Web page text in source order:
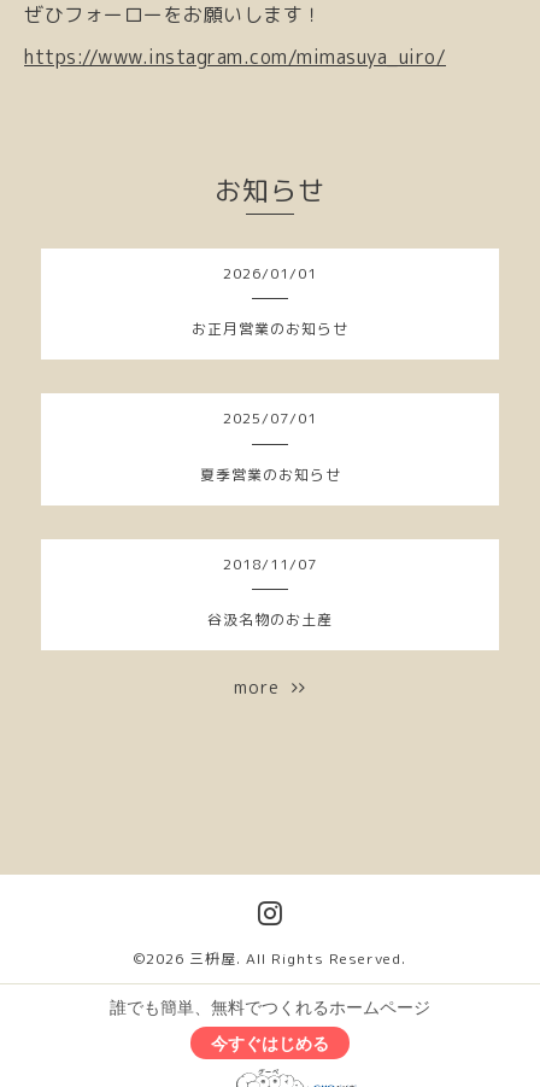
ぜひフォーローをお願いします！
https://www.instagram.com/mimasuya_uiro/
お知らせ
2026/01/01
お正月営業のお知らせ
2025/07/01
夏季営業のお知らせ
2018/11/07
谷汲名物のお土産
more
©2026 三枡屋. All Rights Reserved.
誰でも簡単、無料でつくれるホームページ
今すぐはじめる